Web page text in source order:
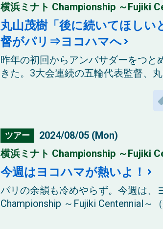
横浜ミナト Championship ～Fujiki
丸山茂樹「後に続いてほしい
督がパリ⇒ヨコハマへ
昨年の初回からアンバサダーをつと
きた。3大会連続の五輪代表監督、
ツアー
2024/08/05 (Mon)
横浜ミナト Championship ～Fujiki
今週はヨコハマが熱いよ！
パリの余韻も冷めやらず。今週は、
Championship ～Fujiki Centennial～